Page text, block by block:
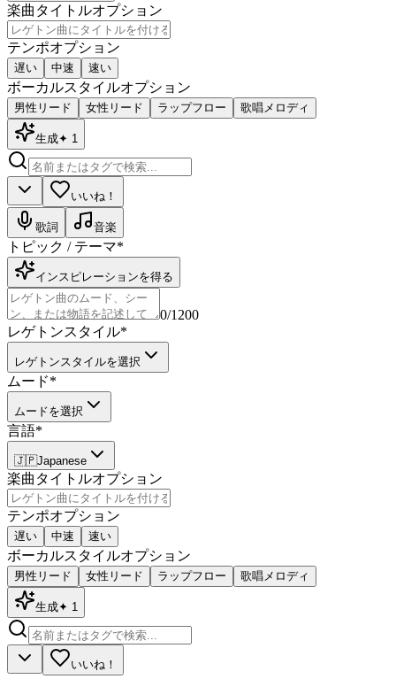
楽曲タイトルオプション
テンポオプション
遅い 中速 速い
ボーカルスタイルオプション
男性リード 女性リード ラップフロー 歌唱メロディ
生成✦ 1
いいね！
歌詞 音楽
トピック / テーマ*
インスピレーションを得る
0/1200
レゲトンスタイル*
レゲトンスタイルを選択
ムード*
ムードを選択
言語*
🇯🇵Japanese
楽曲タイトルオプション
テンポオプション
遅い 中速 速い
ボーカルスタイルオプション
男性リード 女性リード ラップフロー 歌唱メロディ
生成✦ 1
いいね！